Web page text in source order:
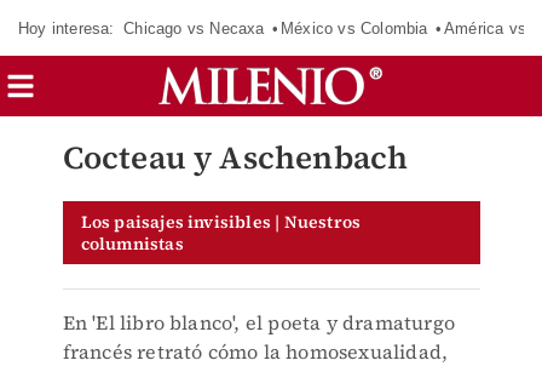
Hoy interesa: Chicago vs Necaxa México vs Colombia América vs
Cocteau y Aschenbach
Los paisajes invisibles | Nuestros
columnistas
En 'El libro blanco', el poeta y dramaturgo
francés retrató cómo la homosexualidad,